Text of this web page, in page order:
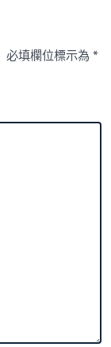
必填欄位標示為*